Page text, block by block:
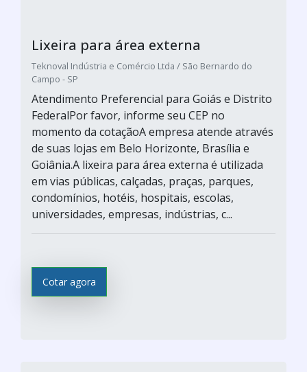
Lixeira para área externa
Teknoval Indústria e Comércio Ltda / São Bernardo do
Campo - SP
Atendimento Preferencial para Goiás e Distrito
FederalPor favor, informe seu CEP no
momento da cotaçãoA empresa atende através
de suas lojas em Belo Horizonte, Brasília e
Goiânia.A lixeira para área externa é utilizada
em vias públicas, calçadas, praças, parques,
condomínios, hotéis, hospitais, escolas,
universidades, empresas, indústrias, c...
Cotar agora